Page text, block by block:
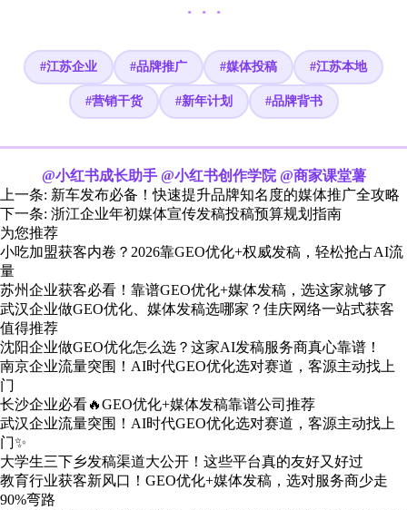
· · ·
#江苏企业 #品牌推广 #媒体投稿 #江苏本地
#营销干货 #新年计划 #品牌背书
@小红书成长助手 @小红书创作学院 @商家课堂薯
上一条: 新车发布必备！快速提升品牌知名度的媒体推广全攻略
下一条: 浙江企业年初媒体宣传发稿投稿预算规划指南
为您推荐
小吃加盟获客内卷？2026靠GEO优化+权威发稿，轻松抢占AI流
量
苏州企业获客必看！靠谱GEO优化+媒体发稿，选这家就够了
武汉企业做GEO优化、媒体发稿选哪家？佳庆网络一站式获客
值得推荐
沈阳企业做GEO优化怎么选？这家AI发稿服务商真心靠谱！
南京企业流量突围！AI时代GEO优化选对赛道，客源主动找上
门
长沙企业必看🔥GEO优化+媒体发稿靠谱公司推荐
武汉企业流量突围！AI时代GEO优化选对赛道，客源主动找上
门✨
大学生三下乡发稿渠道大公开！这些平台真的友好又好过
教育行业获客新风口！GEO优化+媒体发稿，选对服务商少走
90%弯路